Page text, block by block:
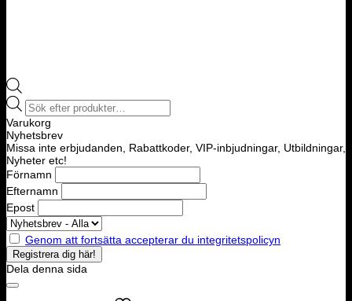
Products
search
Varukorg
Nyhetsbrev
Missa inte erbjudanden, Rabattkoder, VIP-inbjudningar, Utbildningar,
Nyheter etc!
Förnamn
Efternamn
Epost
Genom att fortsätta accepterar du integritetspolicyn
Dela denna sida